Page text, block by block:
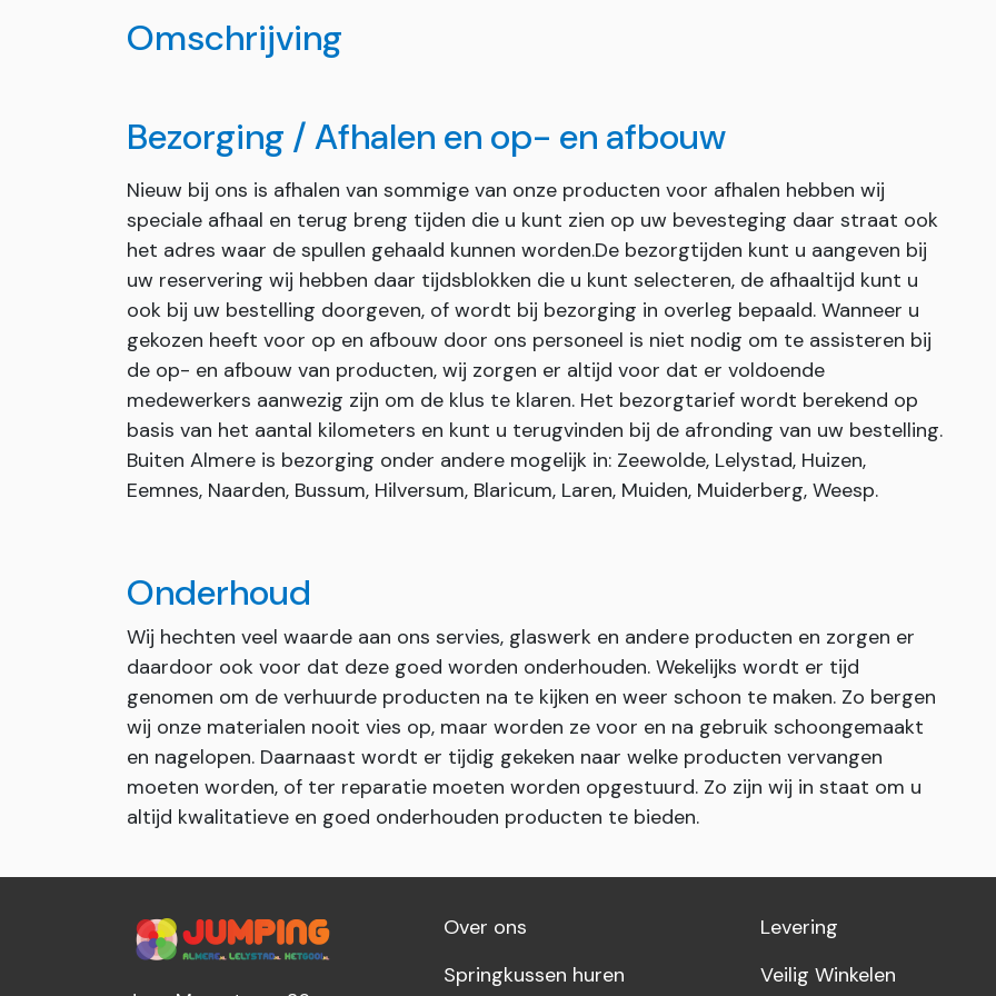
Omschrijving
Bezorging / Afhalen en op- en afbouw
Nieuw bij ons is afhalen van sommige van onze producten voor afhalen hebben wij
speciale afhaal en terug breng tijden die u kunt zien op uw bevesteging daar straat ook
het adres waar de spullen gehaald kunnen worden.De bezorgtijden kunt u aangeven bij
uw reservering wij hebben daar tijdsblokken die u kunt selecteren, de afhaaltijd kunt u
ook bij uw bestelling doorgeven, of wordt bij bezorging in overleg bepaald. Wanneer u
gekozen heeft voor op en afbouw door ons personeel is niet nodig om te assisteren bij
de op- en afbouw van producten, wij zorgen er altijd voor dat er voldoende
medewerkers aanwezig zijn om de klus te klaren. Het bezorgtarief wordt berekend op
basis van het aantal kilometers en kunt u terugvinden bij de afronding van uw bestelling.
Buiten Almere is bezorging onder andere mogelijk in: Zeewolde, Lelystad, Huizen,
Eemnes, Naarden, Bussum, Hilversum, Blaricum, Laren, Muiden, Muiderberg, Weesp.
Onderhoud
Wij hechten veel waarde aan ons servies, glaswerk en andere producten en zorgen er
daardoor ook voor dat deze goed worden onderhouden. Wekelijks wordt er tijd
genomen om de verhuurde producten na te kijken en weer schoon te maken. Zo bergen
wij onze materialen nooit vies op, maar worden ze voor en na gebruik schoongemaakt
en nagelopen. Daarnaast wordt er tijdig gekeken naar welke producten vervangen
moeten worden, of ter reparatie moeten worden opgestuurd. Zo zijn wij in staat om u
altijd kwalitatieve en goed onderhouden producten te bieden.
Over ons
Springkussen huren
Levering
Veilig Winkelen